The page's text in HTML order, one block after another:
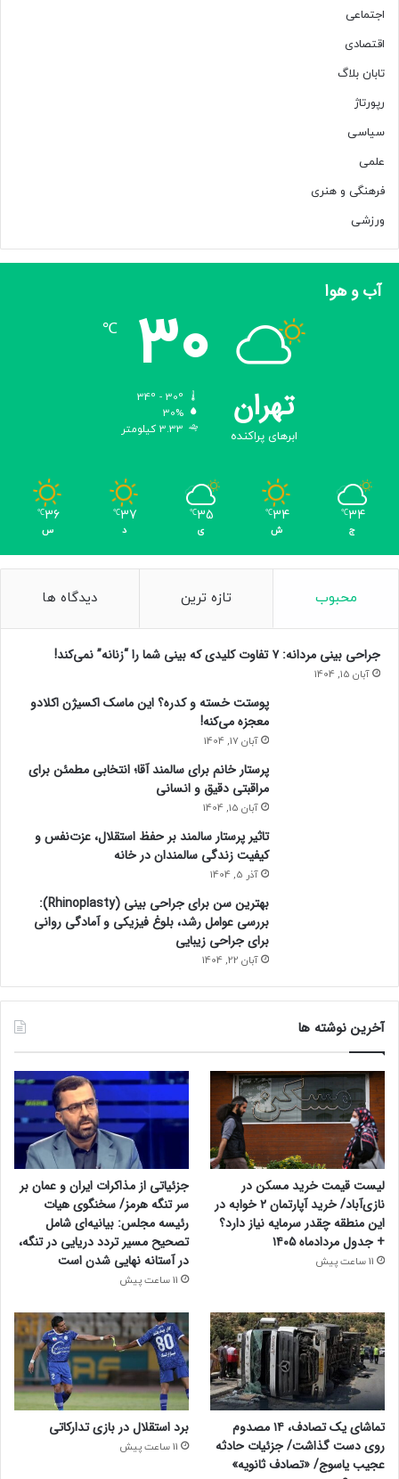
آ
ن‌
ا
م
ت
ی
ش
د
اجتماعی
اقتصادی
تابان بلاگ
رپورتاژ
سیاسی
علمی
فرهنگی و هنری
ورزشی
آب و هوا
تهران
ابرهای پراکنده
30
℃
30%
3.33 کیلومتر
34
℃
ج
34
℃
ش
35
℃
ی
37
℃
د
36
℃
س
محبوب تازه ترین دیدگاه ها
جراحی بینی مردانه: ۷ تفاوت کلیدی که بینی شما را “زنانه” نمی‌کند!
آبان 15, 1404
پوستت خسته و کدره؟ این ماسک اکسیژن اکلادو
معجزه می‌کنه!
آبان 17, 1404
پرستار خانم برای سالمند آقا؛ انتخابی مطمئن برای
مراقبتی دقیق و انسانی
آبان 15, 1404
تاثیر پرستار سالمند بر حفظ استقلال، عزت‌نفس و
کیفیت زندگی سالمندان در خانه
آذر 5, 1404
بهترین سن برای جراحی بینی (Rhinoplasty):
بررسی عوامل رشد، بلوغ فیزیکی و آمادگی روانی
برای جراحی زیبایی
آبان 22, 1404
آخرین نوشته ها
لیست قیمت خرید مسکن در
نازی‌آباد/ خرید آپارتمان ۲ خوابه در
این منطقه چقدر سرمایه نیاز دارد؟
+ جدول مردادماه ۱۴۰۵
11 ساعت پیش
جزئیاتی از مذاکرات ایران و عمان بر
سر تنگه هرمز/ سخنگوی هیات
رئیسه مجلس: بیانیه‌ای شامل
تصحیح مسیر تردد دریایی در تنگه،
در آستانه نهایی شدن است
11 ساعت پیش
تماشای یک تصادف، ۱۴ مصدوم
روی دست گذاشت/ جزئیات حادثه
عجیب یاسوج/ «تصادف ثانویه»
برد استقلال در بازی تدارکاتی
11 ساعت پیش